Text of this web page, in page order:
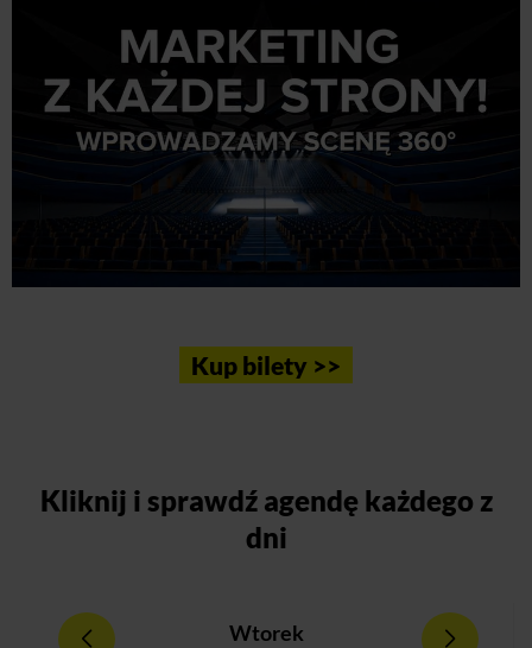
Kup bilety >>
Kliknij i sprawdź agendę każdego z
dni
Wtorek